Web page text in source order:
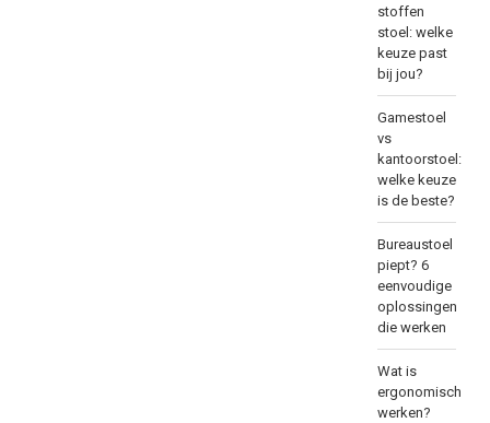
stoffen
stoel: welke
keuze past
bij jou?
Gamestoel
vs
kantoorstoel:
welke keuze
is de beste?
Bureaustoel
piept? 6
eenvoudige
oplossingen
die werken
Wat is
ergonomisch
werken?